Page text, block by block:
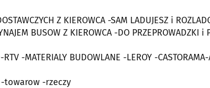
Z KIEROWCA -SAM LADUJESZ i
BUSOW Z KIEROWCA -DO PRZEPROWADZKI i
-MATERIALY BUDOWLANE -LEROY -
towarow -rzeczy